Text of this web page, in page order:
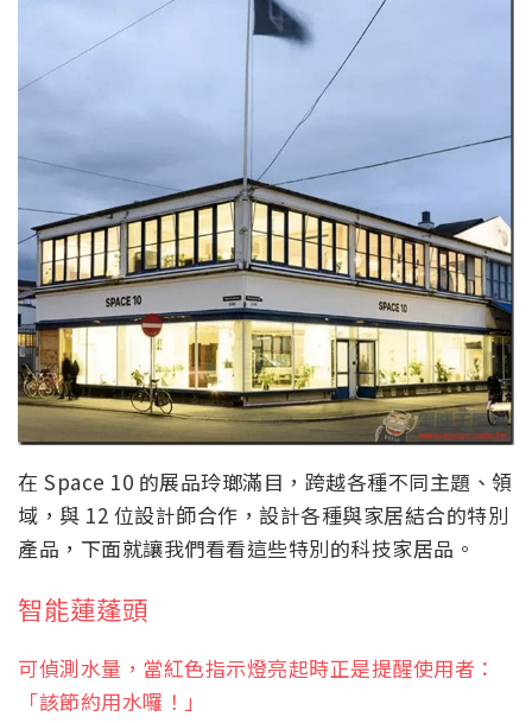
在 Space 10 的展品玲瑯滿目，跨越各種不同主題、領
域，與 12 位設計師合作，設計各種與家居結合的特別
產品，下面就讓我們看看這些特別的科技家居品。
智能蓮蓬頭
可偵測水量，當紅色指示燈亮起時正是提醒使用者：
「該節約用水囉！」